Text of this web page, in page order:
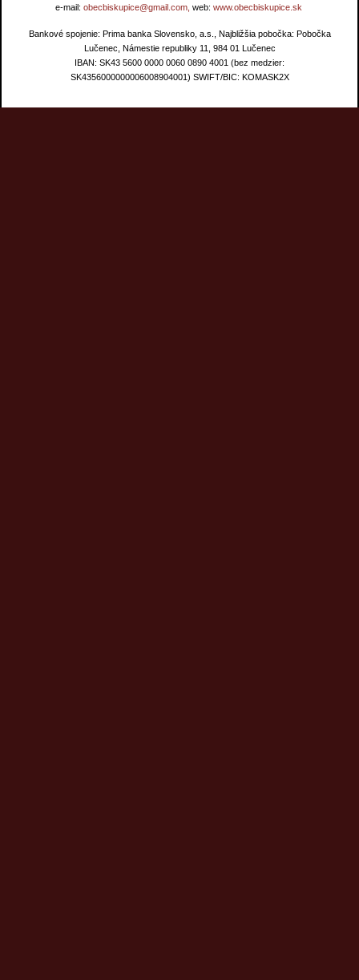
e-mail: obecbiskupice@gmail.com, web: www.obecbiskupice.sk
Bankové spojenie: Prima banka Slovensko, a.s., Najbližšia pobočka: Pobočka
Lučenec, Námestie republiky 11, 984 01 Lučenec
IBAN: SK43 5600 0000 0060 0890 4001 (bez medzier:
SK4356000000006008904001) SWIFT/BIC: KOMASK2X